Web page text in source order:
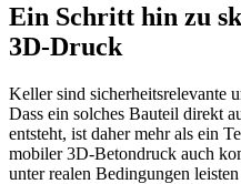
Ein Schritt hin zu
3D‑Druck
Keller sind sicherheitsrelevante
Dass ein solches Bauteil direkt
entsteht, ist daher mehr als ein
mobiler 3D‑Betondruck auch
unter realen Bedingungen